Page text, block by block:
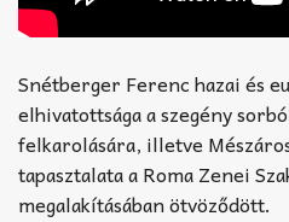
Snétberger Ferenc hazai és
elhivatottsága a szegény
felkarolására, illetve
tapasztalata a Roma Zenei
megalakításában ötvöződött.